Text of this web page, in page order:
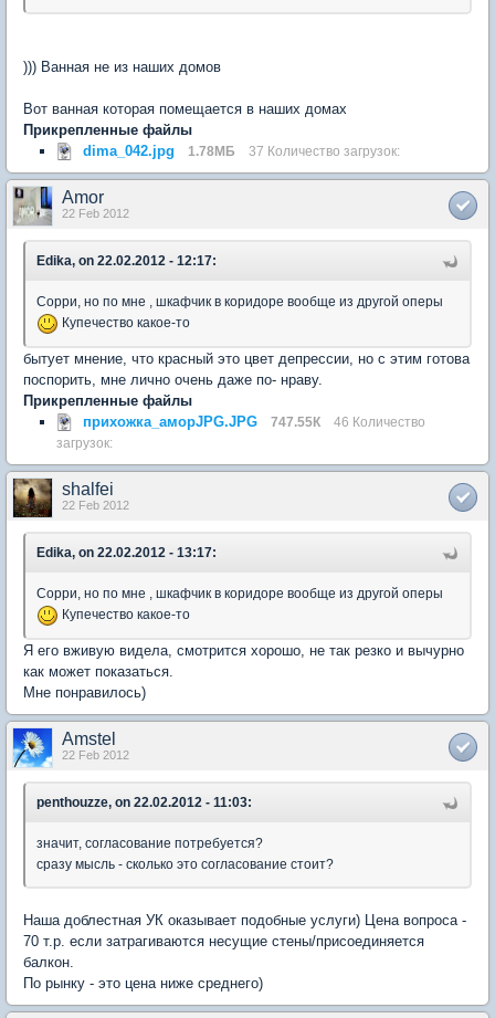
))) Ванная не из наших домов
Вот ванная которая помещается в наших домах
Прикрепленные файлы
dima_042.jpg
1.78МБ 37 Количество загрузок:
Amor
22 Feb 2012
Edika, on 22.02.2012 - 12:17:
Сорри, но по мне , шкафчик в коридоре вообще из другой оперы
Купечество какое-то
бытует мнение, что красный это цвет депрессии, но с этим готова
поспорить, мне лично очень даже по- нраву.
Прикрепленные файлы
прихожка_аморJPG.JPG
747.55К
46 Количество
загрузок:
shalfei
22 Feb 2012
Edika, on 22.02.2012 - 13:17:
Сорри, но по мне , шкафчик в коридоре вообще из другой оперы
Купечество какое-то
Я его вживую видела, смотрится хорошо, не так резко и вычурно
как может показаться.
Мне понравилось)
Amstel
22 Feb 2012
penthouzze, on 22.02.2012 - 11:03:
значит, согласование потребуется?
сразу мысль - сколько это согласование стоит?
Наша доблестная УК оказывает подобные услуги) Цена вопроса -
70 т.р. если затрагиваются несущие стены/присоединяется
балкон.
По рынку - это цена ниже среднего)